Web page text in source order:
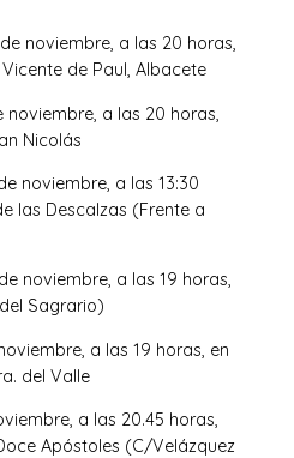
noviembre, a las 20 horas,
de Paul, Albacete
noviembre, a las 20 horas,
Nicolás
noviembre, a las 13:30
las Descalzas (Frente a
noviembre, a las 19 horas,
Sagrario)
a las 19 horas, en
del Valle
a las 20.45 horas,
Apóstoles (C/Velázquez